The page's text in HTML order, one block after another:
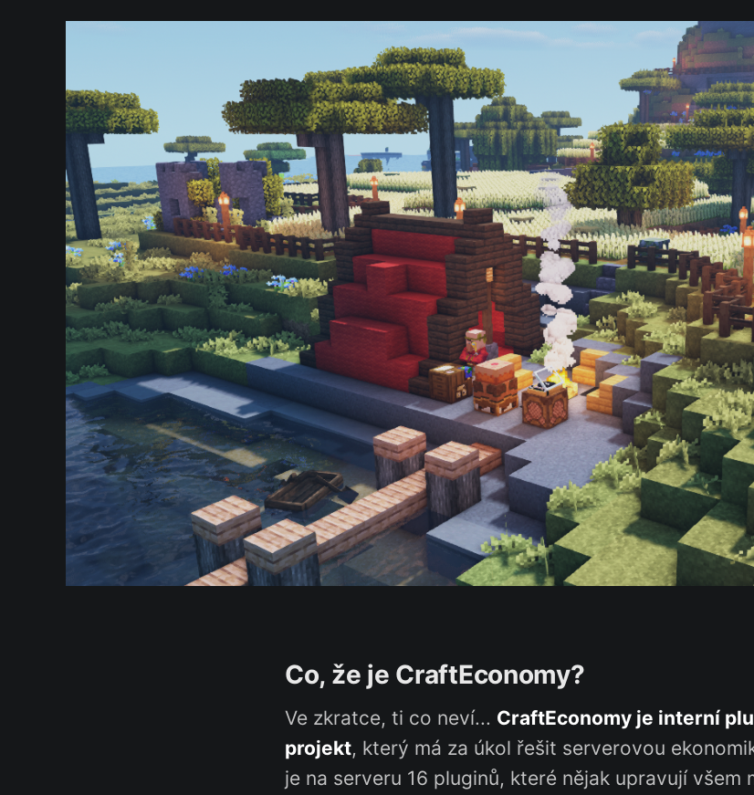
Co, že je CraftEconomy?
Ve zkratce, ti co neví... CraftEconomy je interní
projekt, který má za úkol řešit serverovou
je na serveru 16 pluginů, které nějak upravují všem